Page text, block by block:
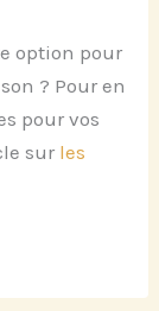
option pour
? Pour en
pour vos
sur les